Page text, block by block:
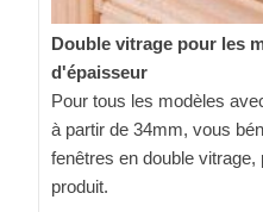
Double vitrage pour les
d'épaisseur
Pour tous les modèles
à partir de 34mm, vous
fenêtres en double
produit.